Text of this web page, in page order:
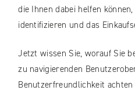
die Ihnen dabei helfen
identifizieren und das
Jetzt wissen Sie, worauf Sie
zu navigierenden
Benutzerfreundlichkeit